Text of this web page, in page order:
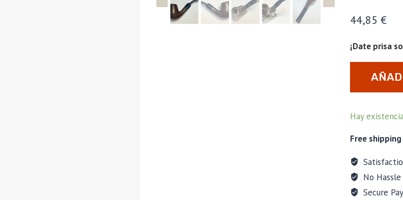
44,85 €
¡Date prisa
Szabo
collection
9
cantidad
Hay
Free
No
Secure